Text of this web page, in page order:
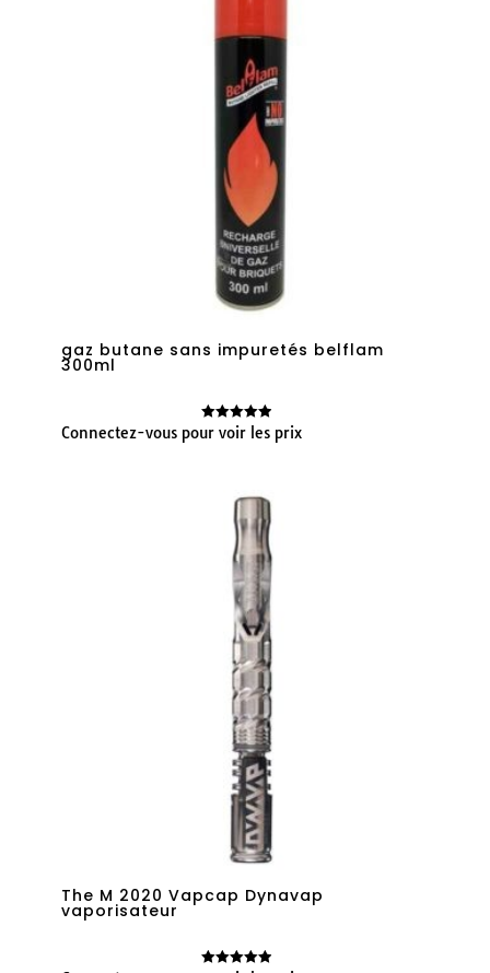
gaz butane sans impuretés belflam
300ml
Note
Connectez-vous pour voir les prix
The M 2020 Vapcap Dynavap
vaporisateur